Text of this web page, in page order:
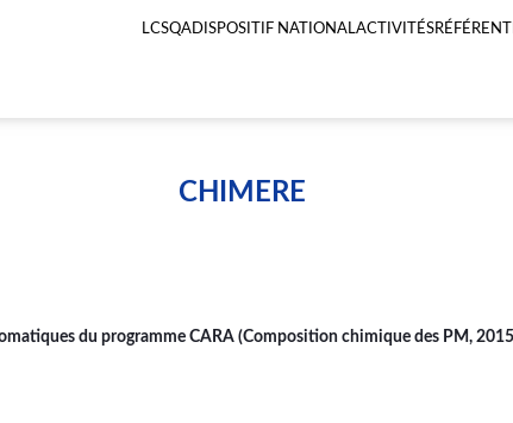
LCSQADISPOSITIF NATIONALACTIVITÉS
CHIMERE
du programme CARA (Composition chimique des PM,